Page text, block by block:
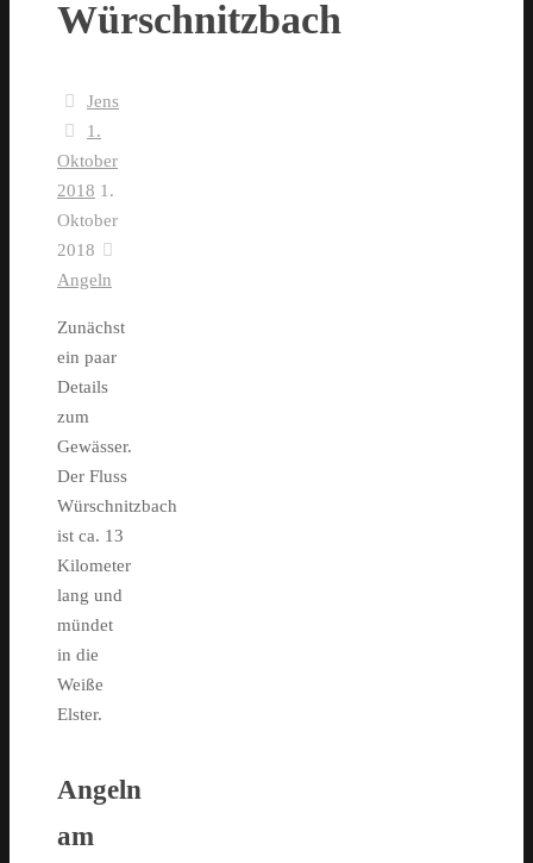
Würschnitzbach
Jens
1.
Oktober
2018 1.
Oktober
2018
Angeln
Zunächst
ein paar
Details
zum
Gewässer.
Der Fluss
Würschnitzbach
ist ca. 13
Kilometer
lang und
mündet
in die
Weiße
Elster.
Angeln
am